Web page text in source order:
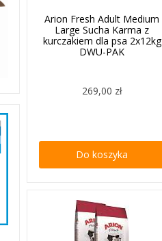
Arion Fresh Adult Medium
Large Sucha Karma z
kurczakiem dla psa 2x12kg
DWU-PAK
269,00 zł
Do koszyka